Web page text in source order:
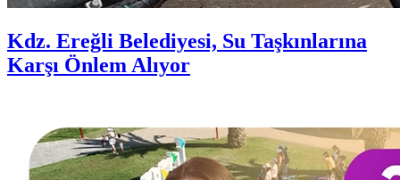
Kdz. Ereğli Belediyesi, Su Taşkınlarına
Karşı Önlem Alıyor